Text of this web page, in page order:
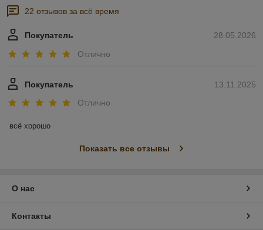
22 отзывов за всё время
28.05.2026
Покупатель
Отлично
13.11.2025
Покупатель
Отлично
всё хорошо
Показать все отзывы
О нас
Контакты